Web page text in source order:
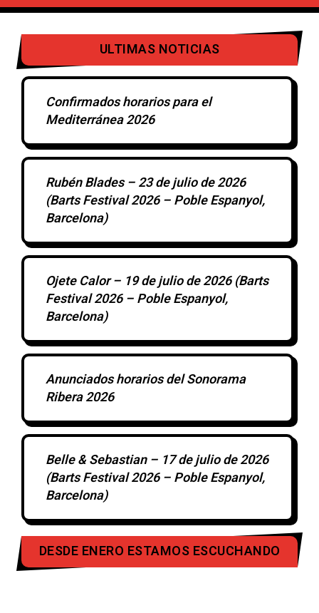
ULTIMAS NOTICIAS
Confirmados horarios para el
Mediterránea 2026
Rubén Blades – 23 de julio de 2026
(Barts Festival 2026 – Poble Espanyol,
Barcelona)
Ojete Calor – 19 de julio de 2026 (Barts
Festival 2026 – Poble Espanyol,
Barcelona)
Anunciados horarios del Sonorama
Ribera 2026
Belle & Sebastian – 17 de julio de 2026
(Barts Festival 2026 – Poble Espanyol,
Barcelona)
DESDE ENERO ESTAMOS ESCUCHANDO